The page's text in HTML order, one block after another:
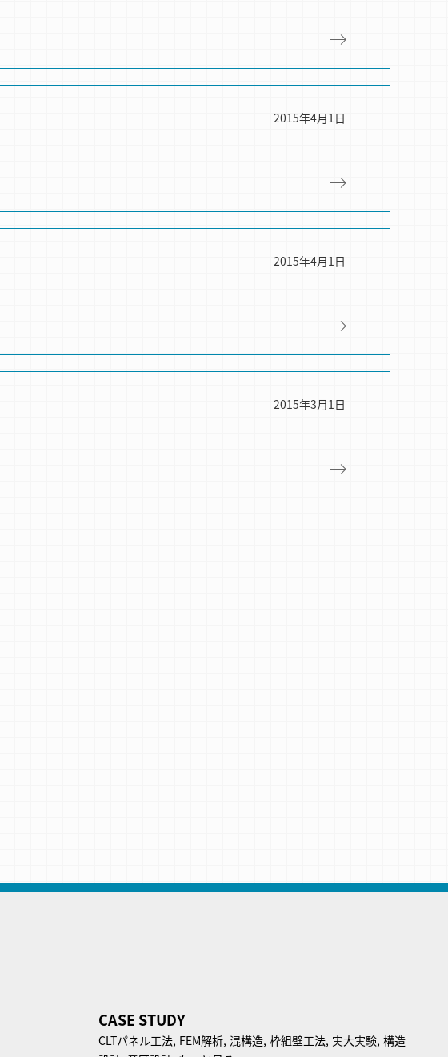
2015年4月1日
2015年4月1日
2015年3月1日
CASE STUDY
CLTパネル⼯法, FEM解析, 混構造, 枠組壁工法, 実大実験, 構造